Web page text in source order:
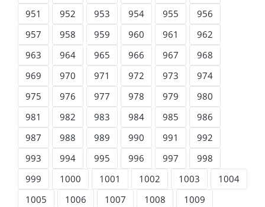
951
952 953 954 955
956
957
958 959 960 961
962
963
964 965 966 967
968
969
970 971 972 973
974
975
976 977 978 979
980
981
982 983 984 985
986
987
988 989 990 991
992
993
994 995 996 997
998
999
1000 1001 1002 1003
1004
1005
1006 1007 1008
1009